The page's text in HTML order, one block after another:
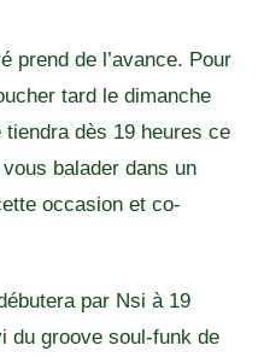
prend de l’avance. Pour
tard le dimanche
dès 19 heures ce
balader dans un
occasion et co-
par Nsi à 19
du groove soul-funk de